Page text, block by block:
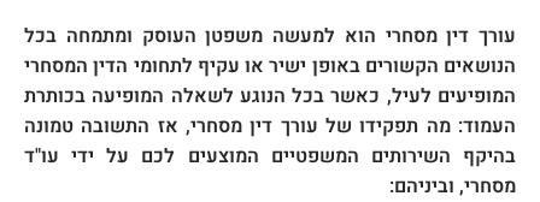
עורך דין מסחרי הוא למעשה משפטן העוסק ומתמחה בכל
הנושאים הקשורים באופן ישיר או עקיף לתחומי הדין המסחרי
המופיעים לעיל, כאשר בכל הנוגע לשאלה המופיעה בכותרת
העמוד: מה תפקידו של עורך דין מסחרי, אז התשובה טמונה
בהיקף השירותים המשפטיים המוצעים לכם על ידי עו"ד
מסחרי, וביניהם: